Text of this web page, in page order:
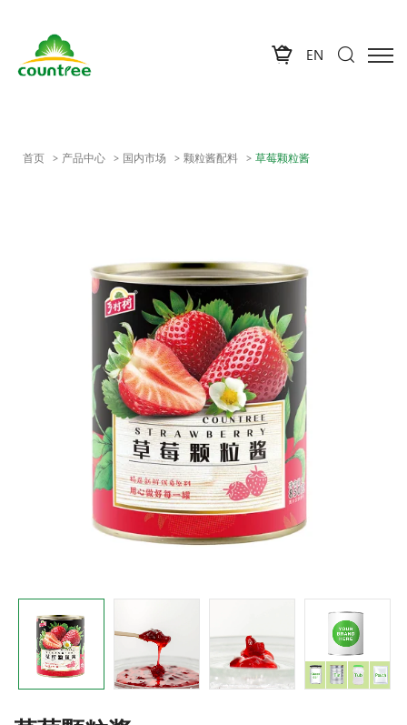
EN
首页 产品中心 国内市场 颗粒酱配料 草莓颗粒酱